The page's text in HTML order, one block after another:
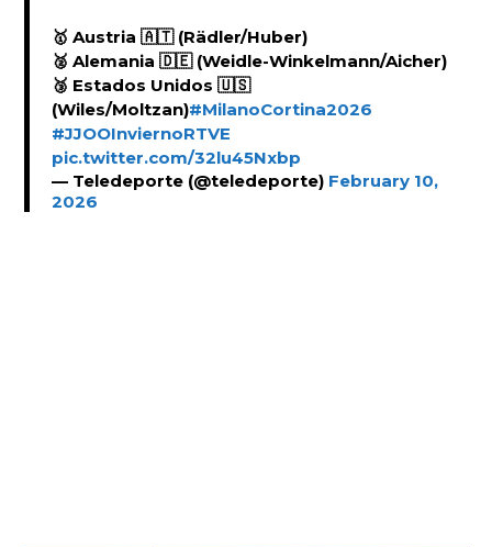
🥇 Austria 🇦🇹 (Rädler/Huber)
🥈 Alemania 🇩🇪 (Weidle-Winkelmann/Aicher)
🥉 Estados Unidos 🇺🇸
(Wiles/Moltzan)#MilanoCortina2026
#JJOOInviernoRTVE
pic.twitter.com/32lu45Nxbp
— Teledeporte (@teledeporte) February 10,
2026